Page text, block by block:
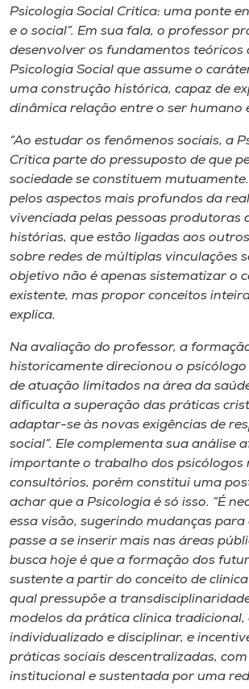
Editora
Rádio
Museu
Unoesc
Store
Selecione
o idioma
A-
Psicologia Social Crítica: uma ponte
e o social”. Em sua fala, o professor
desenvolver os fundamentos teóricos
Psicologia Social que assume o
uma construção histórica, capaz de
dinâmica relação entre o ser humano
“Ao estudar os fenômenos sociais, a
Crítica parte do pressuposto de que
sociedade se constituem
pelos aspectos mais profundos da
vivenciada pelas pessoas produtoras
histórias, que estão ligadas aos
sobre redes de múltiplas vinculações
objetivo não é apenas sistematizar o
existente, mas propor conceitos
explica.
Na avaliação do professor, a
historicamente direcionou o
de atuação limitados na área da
dificulta a superação das práticas
adaptar-se às novas exigências de
social”. Ele complementa sua análise
importante o trabalho dos psicólogos
consultórios, porém constitui uma
achar que a Psicologia é só isso. “É
essa visão, sugerindo mudanças para
passe a se inserir mais nas áreas
busca hoje é que a formação dos
sustente a partir do conceito de
qual pressupõe a
modelos da prática clínica tradicional,
individualizado e disciplinar, e
práticas sociais descentralizadas,
institucional e sustentada por uma